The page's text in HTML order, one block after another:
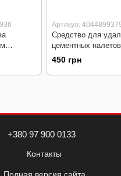
Артикул:
Средство для
цементных налетов
1000 мл
450 грн
+380 97 900 0133
Контакты